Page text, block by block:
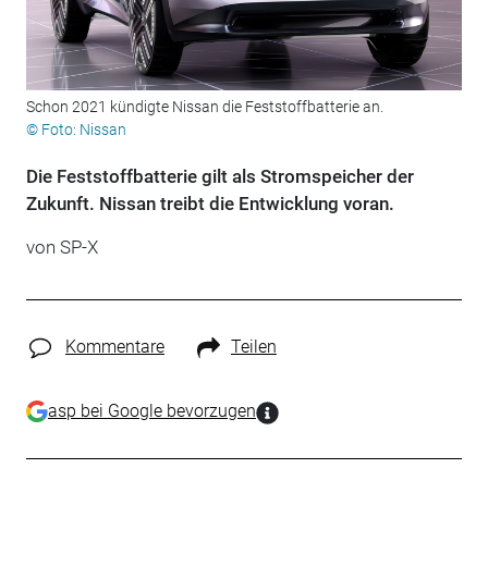
Schon 2021 kündigte Nissan die Feststoffbatterie an.
© Foto: Nissan
Die Feststoffbatterie gilt als Stromspeicher der
Zukunft. Nissan treibt die Entwicklung voran.
von SP-X
Kommentare Teilen
asp bei Google bevorzugen